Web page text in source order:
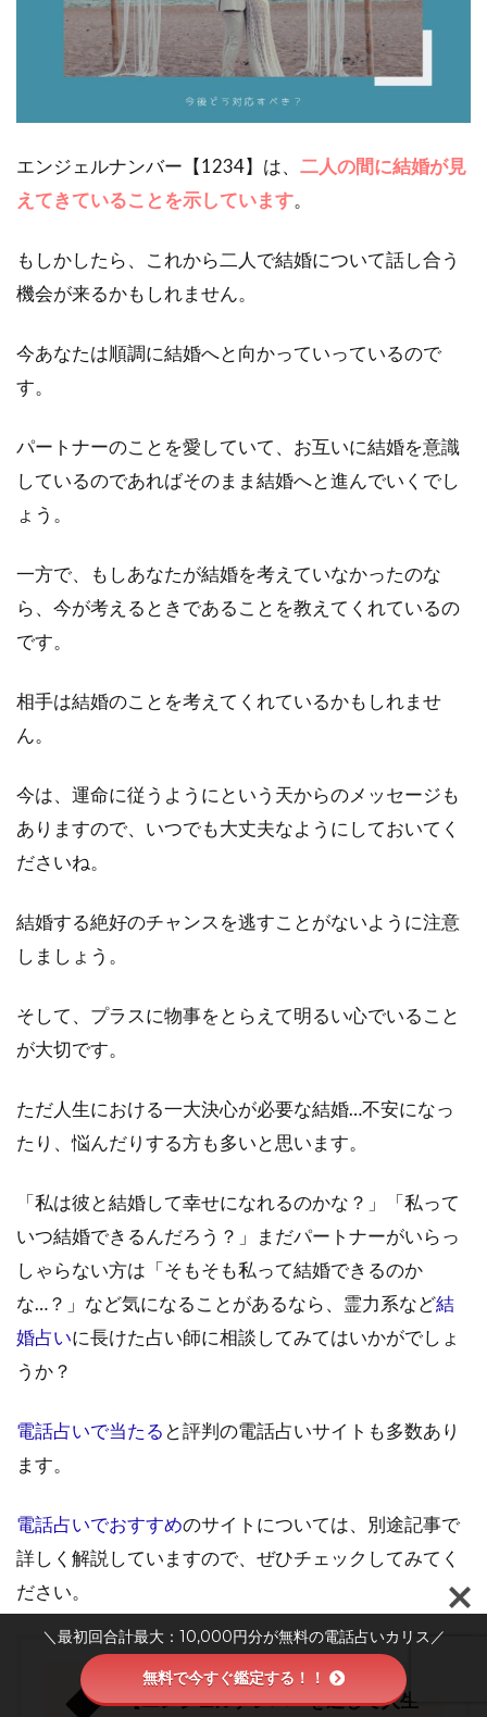
エンジェルナンバー【1234】は、 二人の間に結婚が見
えてきていることを示しています。
もしかしたら、これから二人で結婚について話し合う
機会が来るかもしれません。
今あなたは順調に結婚へと向かっていっているので
す。
パートナーのことを愛していて、お互いに結婚を意識
しているのであればそのまま結婚へと進んでいくでし
ょう。
一方で、もしあなたが結婚を考えていなかったのな
ら、今が考えるときであることを教えてくれているの
です。
相手は結婚のことを考えてくれているかもしれませ
ん。
今は、運命に従うようにという天からのメッセージも
ありますので、いつでも大丈夫なようにしておいてく
ださいね。
結婚する絶好のチャンスを逃すことがないように注意
しましょう。
そして、プラスに物事をとらえて明るい心でいること
が大切です。
ただ人生における一大決心が必要な結婚…不安になっ
たり、悩んだりする方も多いと思います。
「私は彼と結婚して幸せになれるのかな？」「私って
いつ結婚できるんだろう？」まだパートナーがいらっ
しゃらない方は「そもそも私って結婚できるのか
な…？」など気になることがあるなら、霊力系など結
婚占いに長けた占い師に相談してみてはいかがでしょ
うか？
電話占いで当たる と評判の電話占いサイトも多数あり
ます。
電話占いでおすすめのサイトについては、別途記事で
詳しく解説していますので、ぜひチェックしてみてく
ださい。
【エンジェルナンバーを通して人生
＼最初回合計最大：10,000円分が無料の電話占いカリス／
無料で今すぐ鑑定する！！